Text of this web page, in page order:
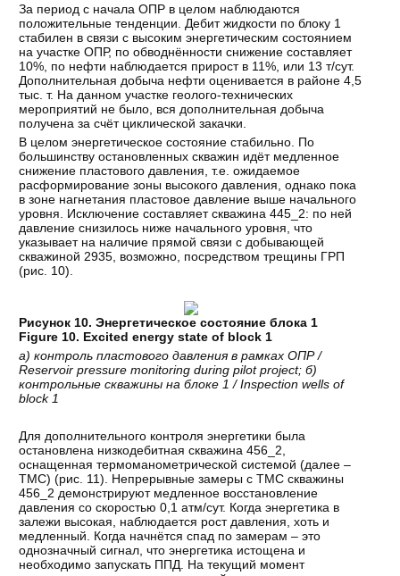
За период с начала ОПР в целом наблюдаются
положительные тенденции. Дебит жидкости по блоку 1
стабилен в связи с высоким энергетическим состоянием
на участке ОПР, по обводнённости снижение составляет
10%, по нефти наблюдается прирост в 11%, или 13 т/сут.
Дополнительная добыча нефти оценивается в районе 4,5
тыс. т. На данном участке геолого-технических
мероприятий не было, вся дополнительная добыча
получена за счёт циклической закачки.
В целом энергетическое состояние стабильно. По
большинству остановленных скважин идёт медленное
снижение пластового давления, т.е. ожидаемое
расформирование зоны высокого давления, однако пока
в зоне нагнетания пластовое давление выше начального
уровня. Исключение составляет скважина 445_2: по ней
давление снизилось ниже начального уровня, что
указывает на наличие прямой связи с добывающей
скважиной 2935, возможно, посредством трещины ГРП
(рис. 10).
Рисунок 10.Энергетическое состояние блока 1
Figure 10. Excited energy state of block 1
а)контроль пластового давления в рамках ОПР/
Reservoir pressure monitoring during pilot project;б)
контрольные скважины на блоке 1 / Inspection wells of
block 1
Для дополнительного контроля энергетики была
остановлена низкодебитная скважина 456_2,
оснащенная термоманометрической системой (далее –
ТМС) (рис. 11). Непрерывные замеры с ТМС скважины
456_2 демонстрируют медленное восстановление
давления со скоростью 0,1 атм/сут. Когда энергетика в
залежи высокая, наблюдается рост давления, хоть и
медленный. Когда начнётся спад по замерам – это
однозначный сигнал, что энергетика истощена и
необходимо запускать ППД. На текущий момент